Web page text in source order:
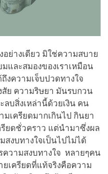
ย่างเดียว มิใช่ความสบาย
และสมองของเราเหมือน
งความเจ็บปวดทางใจ
สัย ความริษยา มันรบกวน
ลบสิ่งเหล่านี้ด้วยเงิน คน
เครียดมากเกินไป กินยา
ยดชั่วคราว แต่นำมาซึ่งผล
สงบทางใจเป็นไปไม่ได้
วามสงบทางใจ หลายๆคน
เครียดที่แท้จริงคือความ